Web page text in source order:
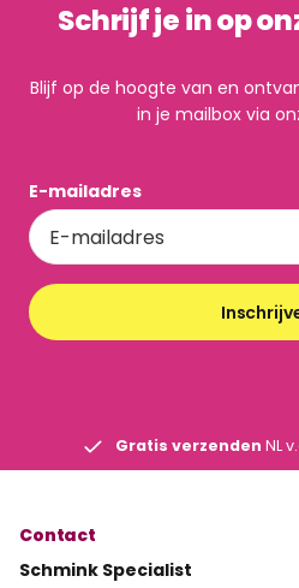
Schrijf je in op
Blijf op de hoogte van en
in je mailbox via
E-mailadres
Gratis verzenden NL
Contact
Schmink Specialist